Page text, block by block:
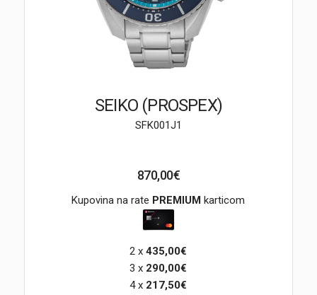
POKLON VAUČER
SEIKO (PROSPEX)
SFK001J1
870,00€
Kupovina na rate PREMIUM karticom
2 x435,00€
3 x 290,00€
4 x 217,50€